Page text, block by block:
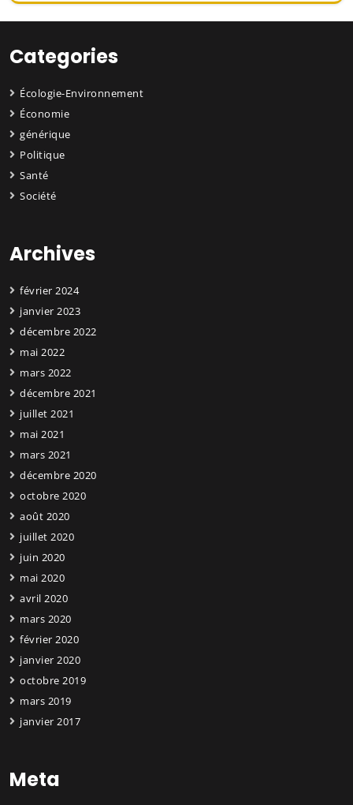
Categories
Écologie-Environnement
Économie
générique
Politique
Santé
Société
Archives
février 2024
janvier 2023
décembre 2022
mai 2022
mars 2022
décembre 2021
juillet 2021
mai 2021
mars 2021
décembre 2020
octobre 2020
août 2020
juillet 2020
juin 2020
mai 2020
avril 2020
mars 2020
février 2020
janvier 2020
octobre 2019
mars 2019
janvier 2017
Meta